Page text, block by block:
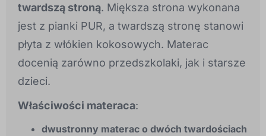
twardszą stroną. Miększa strona wykonana
jest z pianki PUR, a twardszą stronę stanowi
płyta z włókien kokosowych. Materac
docenią zarówno przedszkolaki, jak i starsze
dzieci.
Właściwości materaca:
dwustronny materac o dwóch twardościach